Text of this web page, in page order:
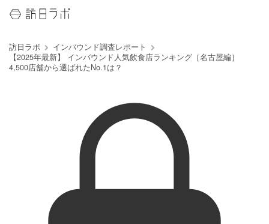
訪日ラボ
インバウンド調査レポート
【2025年最新】 インバウンド人気飲食店ランキング［名古屋編］
4,500店舗から選ばれたNo.1は？